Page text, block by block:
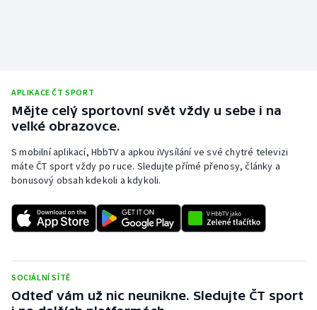
APLIKACE ČT SPORT
Mějte celý sportovní svět vždy u sebe i na
velké obrazovce.
S mobilní aplikací, HbbTV a apkou iVysílání ve své chytré televizi
máte ČT sport vždy po ruce. Sledujte přímé přenosy, články a
bonusový obsah kdekoli a kdykoli.
SOCIÁLNÍ SÍTĚ
Odteď vám už nic neunikne. Sledujte ČT sport